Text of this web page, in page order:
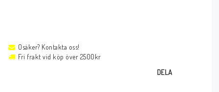
Osäker? Kontakta oss!
Fri frakt vid köp över 2500kr
DELA